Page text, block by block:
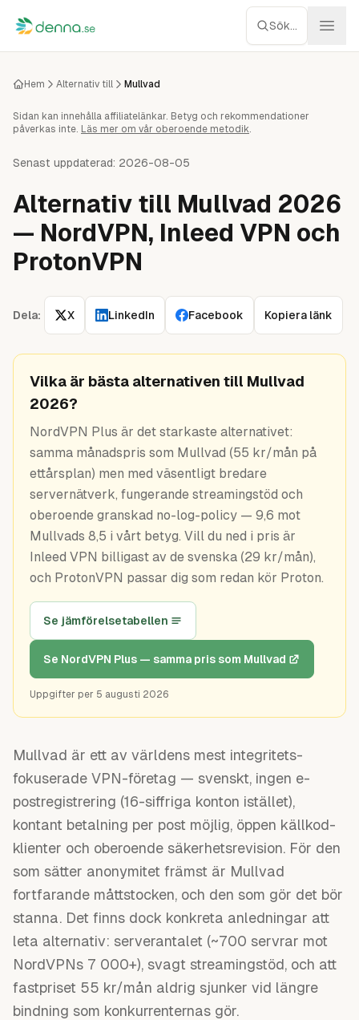
Hoppa till innehåll Sök...
Webbhotell
Managed WP
Servrar
Nätverk
Molnlagring
Verktyg
Hem Alternativ till Mullvad
Sidan kan innehålla affiliatelänkar. Betyg och rekommendationer
påverkas inte. Läs mer om vår oberoende metodik.
Senast uppdaterad: 2026-08-05
Alternativ till Mullvad 2026
— NordVPN, Inleed VPN och
ProtonVPN
Dela: X LinkedIn Facebook Kopiera länk
Vilka är bästa alternativen till Mullvad
2026?
NordVPN Plus är det starkaste alternativet:
samma månadspris som Mullvad (55 kr/mån på
ettårsplan) men med väsentligt bredare
servernätverk, fungerande streamingstöd och
oberoende granskad no-log-policy — 9,6 mot
Mullvads 8,5 i vårt betyg. Vill du ned i pris är
Inleed VPN billigast av de svenska (29 kr/mån),
och ProtonVPN passar dig som redan kör Proton.
Se jämförelsetabellen
Se NordVPN Plus — samma pris som Mullvad
Uppgifter per 5 augusti 2026
Mullvad är ett av världens mest integritets-
fokuserade VPN-företag — svenskt, ingen e-
postregistrering (16-siffriga konton istället),
kontant betalning per post möjlig, öppen källkod-
klienter och oberoende säkerhetsrevision. För den
som sätter anonymitet främst är Mullvad
fortfarande måttstocken, och den som gör det bör
stanna. Det finns dock konkreta anledningar att
leta alternativ: serverantalet (~700 servrar mot
NordVPNs 7 000+), svagt streamingstöd, och att
fastpriset 55 kr/mån aldrig sjunker vid längre
bindning som konkurrenternas gör.